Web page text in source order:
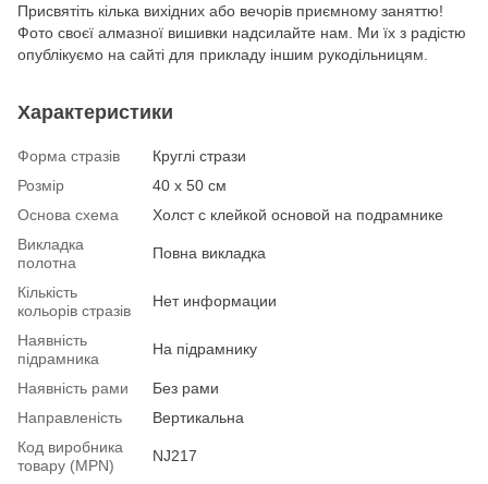
Присвятіть кілька вихідних або вечорів приємному заняттю!
Фото своєї алмазної вишивки надсилайте нам. Ми їх з радістю
опублікуємо на сайті для прикладу іншим рукодільницям.
Характеристики
Форма стразів
Круглі стрази
Розмір
40 х 50 см
Основа схема
Холст с клейкой основой на подрамнике
Викладка
полотна
Повна викладка
Кількість
кольорів стразів
Нет информации
Наявність
підрамника
На підрамнику
Наявність рами
Без рами
Направленість
Вертикальна
Код виробника
товару (MPN)
NJ217